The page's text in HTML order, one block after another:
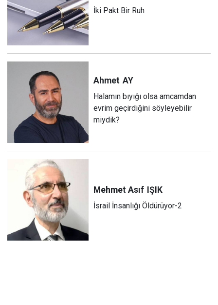
İki Pakt Bir Ruh
Ahmet AY
Halamın bıyığı olsa amcamdan
evrim geçirdiğini söyleyebilir
miydik?
Mehmet Asıf IŞIK
İsrail İnsanlığı Öldürüyor-2